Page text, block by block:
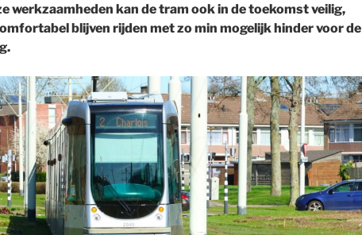
werkzaamheden kan de tram ook in de toekomst veilig,
blijven rijden met zo min mogelijk hinder voor de